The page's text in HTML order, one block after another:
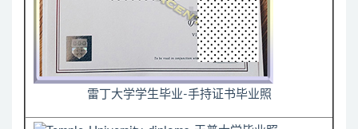
雷丁大学学生毕业-手持证书毕业照